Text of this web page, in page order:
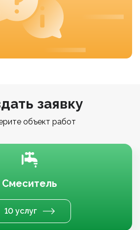
заявку
объект работ
Смеситель
10 услуг